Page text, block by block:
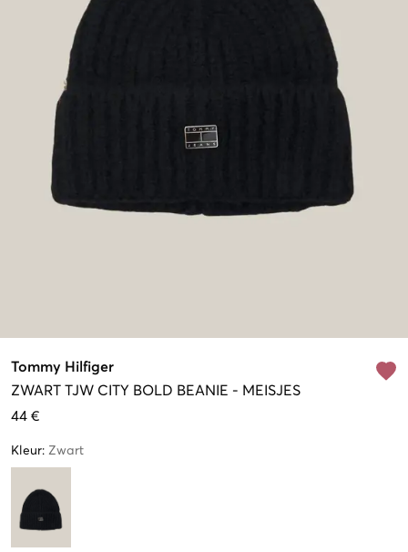
Tommy Hilfiger
ZWART TJW CITY BOLD BEANIE - MEISJES
44 €
Kleur: Zwart